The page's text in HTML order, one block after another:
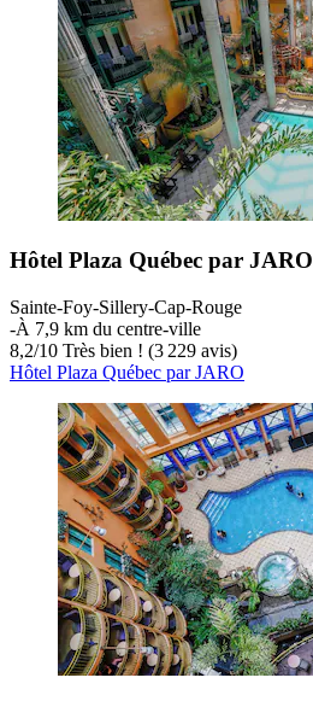
Hôtel Plaza Québec par JARO
Sainte-Foy-Sillery-Cap-Rouge
‐À 7,9 km du centre-ville
8,2/10 Très bien ! (3 229 avis)
Hôtel Plaza Québec par JARO